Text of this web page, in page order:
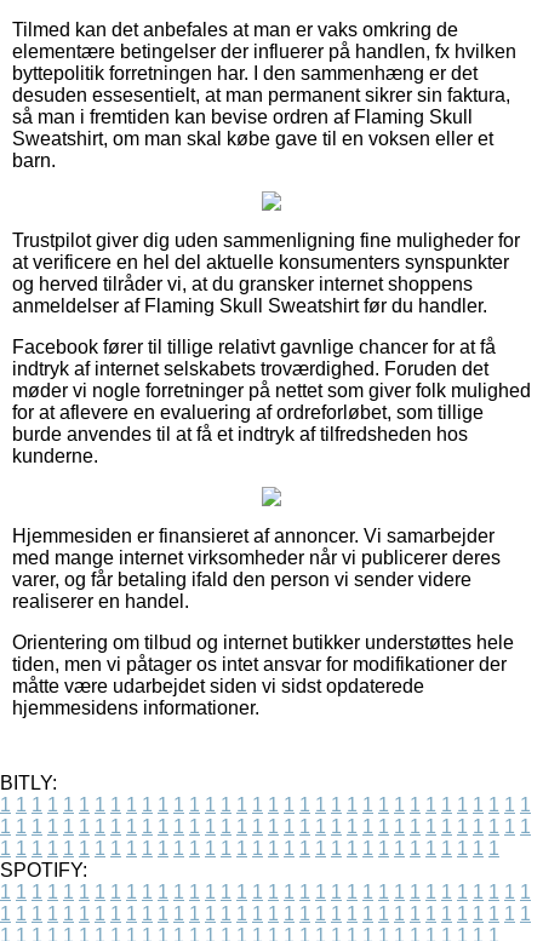
Tilmed kan det anbefales at man er vaks omkring de
elementære betingelser der influerer på handlen, fx hvilken
byttepolitik forretningen har. I den sammenhæng er det
desuden essesentielt, at man permanent sikrer sin faktura,
så man i fremtiden kan bevise ordren af Flaming Skull
Sweatshirt, om man skal købe gave til en voksen eller et
barn.
Trustpilot giver dig uden sammenligning fine muligheder for
at verificere en hel del aktuelle konsumenters synspunkter
og herved tilråder vi, at du gransker internet shoppens
anmeldelser af Flaming Skull Sweatshirt før du handler.
Facebook fører til tillige relativt gavnlige chancer for at få
indtryk af internet selskabets troværdighed. Foruden det
møder vi nogle forretninger på nettet som giver folk mulighed
for at aflevere en evaluering af ordreforløbet, som tillige
burde anvendes til at få et indtryk af tilfredsheden hos
kunderne.
Hjemmesiden er finansieret af annoncer. Vi samarbejder
med mange internet virksomheder når vi publicerer deres
varer, og får betaling ifald den person vi sender videre
realiserer en handel.
Orientering om tilbud og internet butikker understøttes hele
tiden, men vi påtager os intet ansvar for modifikationer der
måtte være udarbejdet siden vi sidst opdaterede
hjemmesidens informationer.
BITLY:
1 1 1 1 1 1 1 1 1 1 1 1 1 1 1 1 1 1 1 1 1 1 1 1 1 1 1 1 1 1 1 1 1 1
1 1 1 1 1 1 1 1 1 1 1 1 1 1 1 1 1 1 1 1 1 1 1 1 1 1 1 1 1 1 1 1 1 1
1 1 1 1 1 1 1 1 1 1 1 1 1 1 1 1 1 1 1 1 1 1 1 1 1 1 1 1 1 1 1 1
SPOTIFY:
1 1 1 1 1 1 1 1 1 1 1 1 1 1 1 1 1 1 1 1 1 1 1 1 1 1 1 1 1 1 1 1 1 1
1 1 1 1 1 1 1 1 1 1 1 1 1 1 1 1 1 1 1 1 1 1 1 1 1 1 1 1 1 1 1 1 1 1
1 1 1 1 1 1 1 1 1 1 1 1 1 1 1 1 1 1 1 1 1 1 1 1 1 1 1 1 1 1 1 1